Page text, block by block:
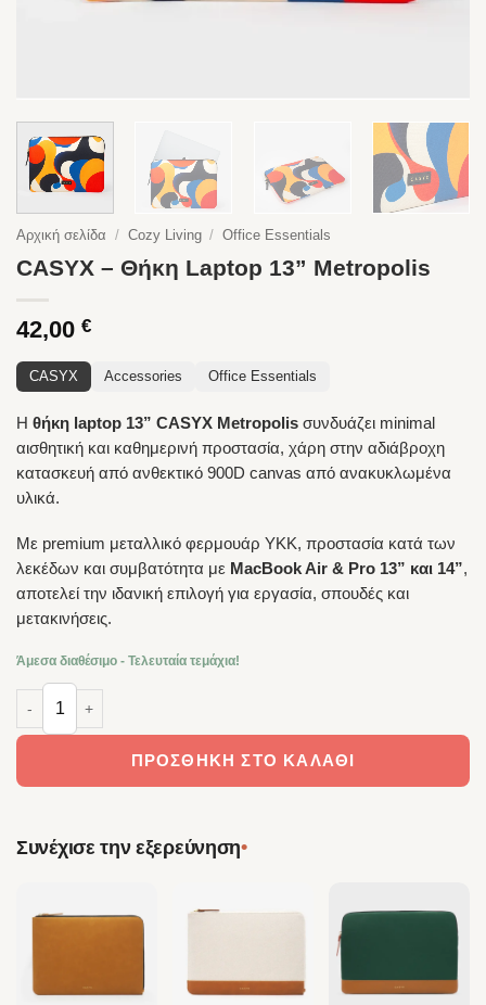
Αρχική σελίδα / Cozy Living / Office Essentials
CASYX – Θήκη Laptop 13” Metropolis
42,00 €
CASYX Accessories Office Essentials
Η θήκη laptop 13” CASYX Metropolis συνδυάζει minimal
αισθητική και καθημερινή προστασία, χάρη στην αδιάβροχη
κατασκευή από ανθεκτικό 900D canvas από ανακυκλωμένα
υλικά.
Με premium μεταλλικό φερμουάρ YKK, προστασία κατά των
λεκέδων και συμβατότητα με MacBook Air & Pro 13” και 14”,
αποτελεί την ιδανική επιλογή για εργασία, σπουδές και
μετακινήσεις.
Άμεσα διαθέσιμο - Τελευταία τεμάχια!
CASYX – Θήκη Laptop 13” Metropolis ποσότητα
ΠΡΟΣΘΉΚΗ ΣΤΟ ΚΑΛΆΘΙ
Συνέχισε την εξερεύνηση•